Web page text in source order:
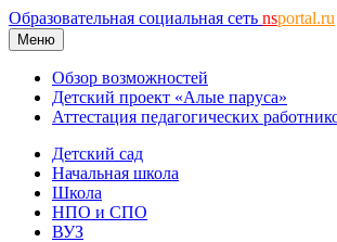
Образовательная социальная сеть nsportal.ru
Меню
Обзор возможностей
Детский проект «Алые паруса»
Аттестация педагогических
Детский сад
Начальная школа
Школа
НПО и СПО
ВУЗ